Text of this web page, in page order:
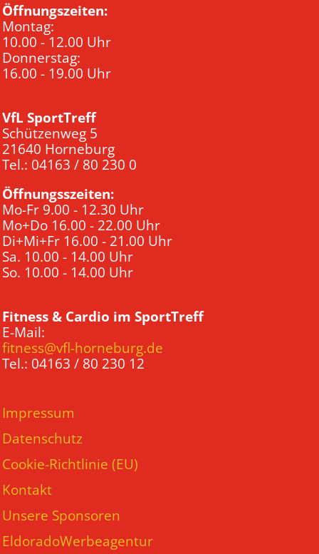
Öffnungszeiten:
Montag:
10.00 - 12.00 Uhr
Donnerstag:
16.00 - 19.00 Uhr
VfL SportTreff
Schützenweg 5
21640 Horneburg
Tel.: 04163 / 80 230 0
Öffnungsszeiten:
Mo-Fr 9.00 - 12.30 Uhr
Mo+Do 16.00 - 22.00 Uhr
Di+Mi+Fr 16.00 - 21.00 Uhr
Sa. 10.00 - 14.00 Uhr
So. 10.00 - 14.00 Uhr
Fitness & Cardio im SportTreff
E-Mail:
fitness@vfl-horneburg.de
Tel.: 04163 / 80 230 12
Impressum
Datenschutz
Cookie-Richtlinie (EU)
Kontakt
Unsere Sponsoren
EldoradoWerbeagentur